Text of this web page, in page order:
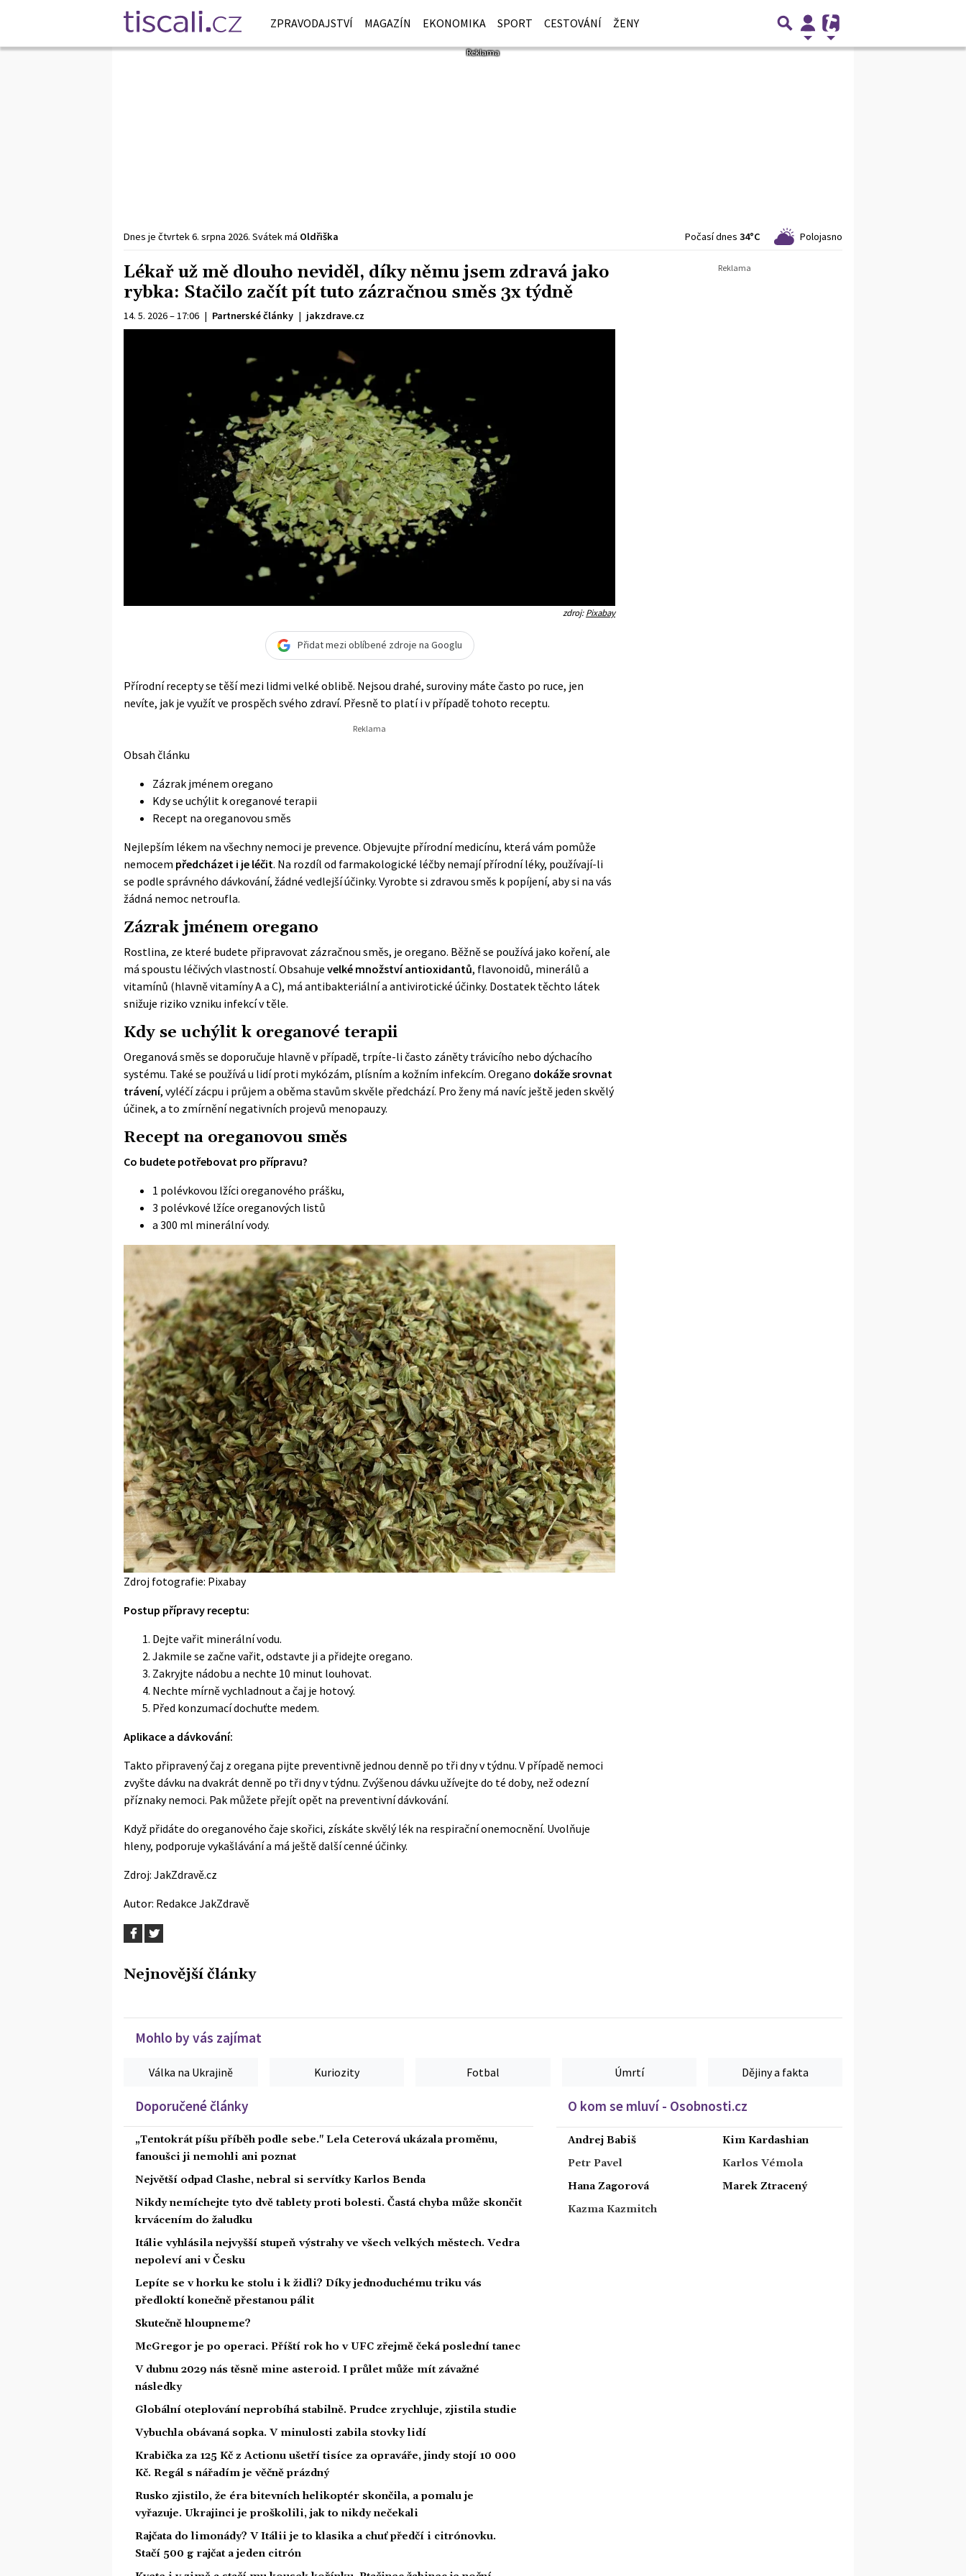
ZPRAVODAJSTVÍ MAGAZÍN EKONOMIKA SPORT CESTOVÁNÍ ŽENY
Dnes je čtvrtek6. srpna 2026. Svátek má Oldřiška Počasí dnes 34°C Polojasno
Lékař už mě dlouho neviděl, díky němu jsem zdravá jako
rybka: Stačilo začít pít tuto zázračnou směs 3x týdně
14. 5. 2026 – 17:06 | Partnerské články | jakzdrave.cz
zdroj:Pixabay
Přidat mezi oblíbené zdroje na Googlu
Přírodní recepty se těší mezi lidmi velké oblibě. Nejsou drahé, suroviny máte často po ruce, jen
nevíte, jak je využít ve prospěch svého zdraví. Přesně to platí i v případě tohoto receptu.
Obsah článku
Zázrak jménem oregano
Kdy se uchýlit k oreganové terapii
Recept na oreganovou směs
Nejlepším lékem na všechny nemoci je prevence. Objevujte přírodní medicínu, která vám pomůže
nemocem předcházet i je léčit. Na rozdíl od farmakologické léčby nemají přírodní léky, používají-li
se podle správného dávkování, žádné vedlejší účinky. Vyrobte si zdravou směs k popíjení, aby si na vás
žádná nemoc netroufla.
Zázrak jménem oregano
Rostlina, ze které budete připravovat zázračnou směs, je oregano. Běžně se používá jako koření, ale
má spoustu léčivých vlastností. Obsahuje velké množství antioxidantů, flavonoidů, minerálů a
vitamínů (hlavně vitamíny A a C), má antibakteriální a antivirotické účinky. Dostatek těchto látek
snižuje riziko vzniku infekcí v těle.
Kdy se uchýlit k oreganové terapii
Oreganová směs se doporučuje hlavně v případě, trpíte-li často záněty trávicího nebo dýchacího
systému. Také se používá u lidí proti mykózám, plísním a kožním infekcím. Oregano dokáže srovnat
trávení, vyléčí zácpu i průjem a oběma stavům skvěle předchází. Pro ženy má navíc ještě jeden skvělý
účinek, a to zmírnění negativních projevů menopauzy.
Recept na oreganovou směs
Co budete potřebovat pro přípravu?
1 polévkovou lžíci oreganového prášku,
3 polévkové lžíce oreganových listů
a 300 ml minerální vody.
Zdroj fotografie: Pixabay
Postup přípravy receptu:
Dejte vařit minerální vodu.
Jakmile se začne vařit, odstavte ji a přidejte oregano.
Zakryjte nádobu a nechte 10 minut louhovat.
Nechte mírně vychladnout a čaj je hotový.
Před konzumací dochuťte medem.
Aplikace a dávkování:
Takto připravený čaj z oregana pijte preventivně jednou denně po tři dny v týdnu. V případě nemoci
zvyšte dávku na dvakrát denně po tři dny v týdnu. Zvýšenou dávku užívejte do té doby, než odezní
příznaky nemoci. Pak můžete přejít opět na preventivní dávkování.
Když přidáte do oreganového čaje skořici, získáte skvělý lék na respirační onemocnění. Uvolňuje
hleny, podporuje vykašlávání a má ještě další cenné účinky.
Zdroj: JakZdravě.cz
Autor: Redakce JakZdravě
Nejnovější články
Mohlo by vás zajímat
Válka na Ukrajině Kuriozity Fotbal Úmrtí Dějiny a fakta
Doporučené články
„Tentokrát píšu příběh podle sebe." Lela Ceterová ukázala proměnu,
fanoušci ji nemohli ani poznat
Největší odpad Clashe, nebral si servítky Karlos Benda
Nikdy nemíchejte tyto dvě tablety proti bolesti. Častá chyba může skončit
krvácením do žaludku
Itálie vyhlásila nejvyšší stupeň výstrahy ve všech velkých městech. Vedra
nepoleví ani v Česku
Lepíte se v horku ke stolu i k židli? Díky jednoduchému triku vás
předloktí konečně přestanou pálit
Skutečně hloupneme?
McGregor je po operaci. Příští rok ho v UFC zřejmě čeká poslední tanec
V dubnu 2029 nás těsně mine asteroid. I průlet může mít závažné
následky
Globální oteplování neprobíhá stabilně. Prudce zrychluje, zjistila studie
Vybuchla obávaná sopka. V minulosti zabila stovky lidí
Krabička za 125 Kč z Actionu ušetří tisíce za opraváře, jindy stojí 10 000
Kč. Regál s nářadím je věčně prázdný
Rusko zjistilo, že éra bitevních helikoptér skončila, a pomalu je
vyřazuje. Ukrajinci je proškolili, jak to nikdy nečekali
Rajčata do limonády? V Itálii je to klasika a chuť předčí i citrónovku.
Stačí 500 g rajčat a jeden citrón
O kom se mluví - Osobnosti.cz
Andrej Babiš
Petr Pavel
Hana Zagorová
Kazma Kazmitch
Kim Kardashian
Karlos Vémola
Marek Ztracený